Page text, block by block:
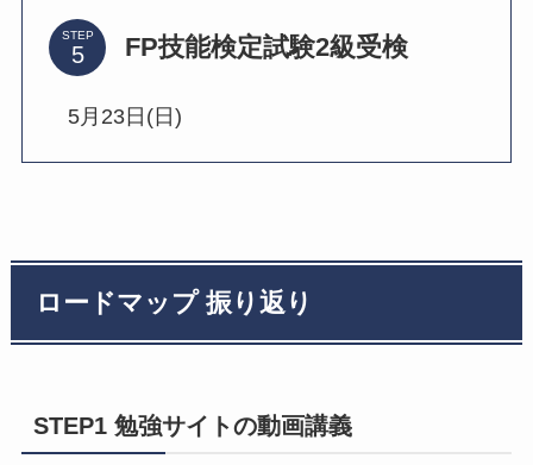
STEP FP技能検定試験2級受検
5月23日(日)
ロードマップ 振り返り
STEP1 勉強サイトの動画講義